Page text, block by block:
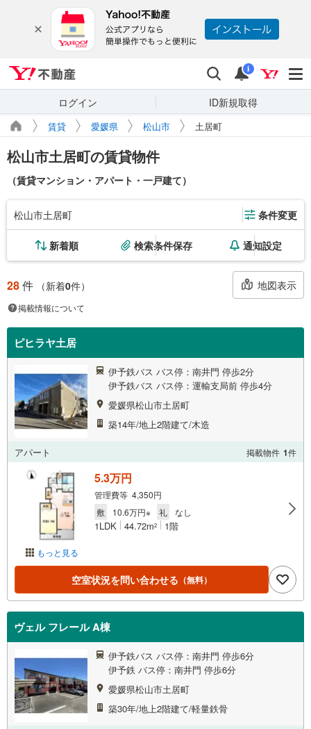
検索 通知
i
ログイン ID新規取得
賃貸 愛媛県 松山市 土居町
松山市土居町の賃貸物件
（賃貸マンション・アパート・一戸建て）
松山市土居町 条件変更
新着順 検索条件保存 通知設定
28件 （新着0件） 地図表示
掲載情報について
ピヒラヤ土居
伊予鉄バス バス停：南井門 停歩2分
伊予鉄バス バス停：運輸支局前 停歩4分
愛媛県松山市土居町
築14年/地上2階建て/木造
アパート 掲載物件 1件
もっと見る
5.3万円
管理費等 4,350円
敷
10.6万円※ 礼 なし
1LDK 44.72m2 1階
空室状況を問い合わせる （無料）
ヴェル フレール A棟
伊予鉄バス バス停：南井門 停歩6分
伊予鉄 バス停：南井門 停歩6分
愛媛県松山市土居町
築30年/地上2階建て/軽量鉄骨